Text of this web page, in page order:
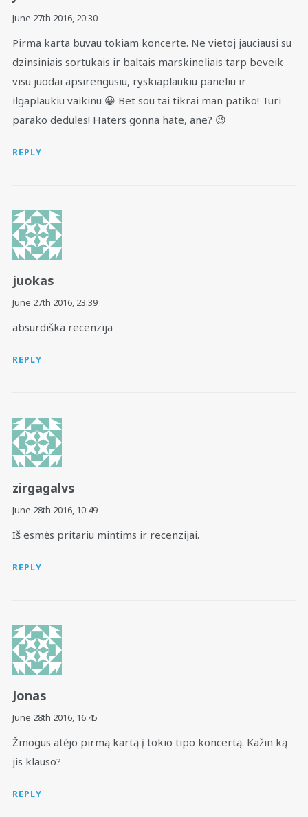
June 27th 2016, 20:30
Pirma karta buvau tokiam koncerte. Ne vietoj jauciausi su
dzinsiniais sortukais ir baltais marskineliais tarp beveik
visu juodai apsirengusiu, ryskiaplaukiu paneliu ir
ilgaplaukiu vaikinu 😀 Bet sou tai tikrai man patiko! Turi
parako dedules! Haters gonna hate, ane? 😉
REPLY
juokas
June 27th 2016, 23:39
absurdiška recenzija
REPLY
zirgagalvs
June 28th 2016, 10:49
Iš esmės pritariu mintims ir recenzijai.
REPLY
Jonas
June 28th 2016, 16:45
Žmogus atėjo pirmą kartą į tokio tipo koncertą. Kažin ką
jis klauso?
REPLY